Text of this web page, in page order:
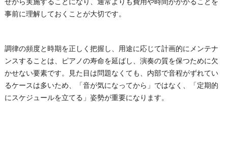
事前に理解しておくことが大切です。
調律の頻度と時期を正しく把握し、用途に応じて計画的にメンテナ
ンスすることは、ピアノの寿命を延ばし、演奏の質を保つために欠
かせない要素です。見た目は問題なくても、内部で音程がずれてい
るケースは多いため、「音が気になってから」ではなく、「定期的
にスケジュールを立てる」姿勢が重要になります。